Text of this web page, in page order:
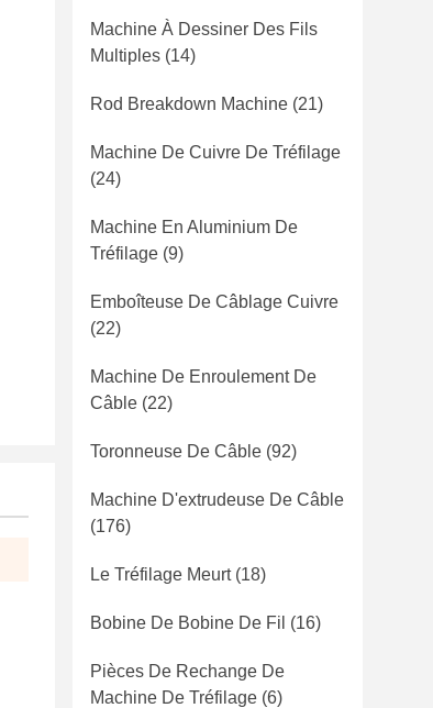
Machine À Dessiner Des Fils
Multiples (14)
Rod Breakdown Machine (21)
Machine De Cuivre De Tréfilage
(24)
Machine En Aluminium De
Tréfilage (9)
Emboîteuse De Câblage Cuivre
(22)
Machine De Enroulement De
Câble (22)
Toronneuse De Câble (92)
Machine D'extrudeuse De Câble
(176)
Le Tréfilage Meurt(18)
Bobine De Bobine De Fil (16)
Pièces De Rechange De
Machine De Tréfilage (6)